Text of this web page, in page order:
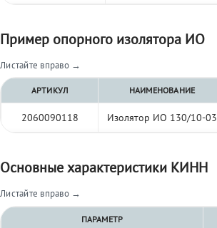
Пример опорного изолятора ИО
Листайте вправо →
АРТИКУЛ НАИМЕНОВАНИЕ
2060090118 Изолятор ИО 130/10-03
Основные характеристики КИНН
Листайте вправо →
ПАРАМЕТР